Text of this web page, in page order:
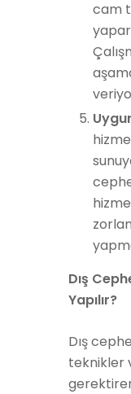
cam
Dış
Yapılır?
Dış
teknikler